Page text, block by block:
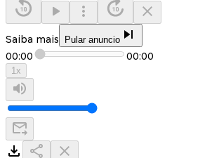
Saiba mais Pular anuncio
00:00 00:00
1x